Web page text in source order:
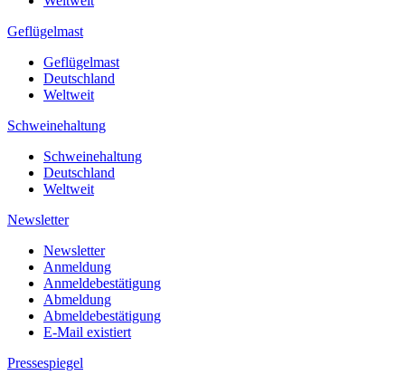
Geflügelmast
Geflügelmast
Deutschland
Weltweit
Schweinehaltung
Schweinehaltung
Deutschland
Weltweit
Newsletter
Newsletter
Anmeldung
Anmeldebestätigung
Abmeldung
Abmeldebestätigung
E-Mail existiert
Pressespiegel